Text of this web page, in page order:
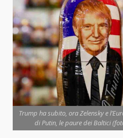
Trump ha subito, ora Zelensky e
di Putin, le paure dei Baltici